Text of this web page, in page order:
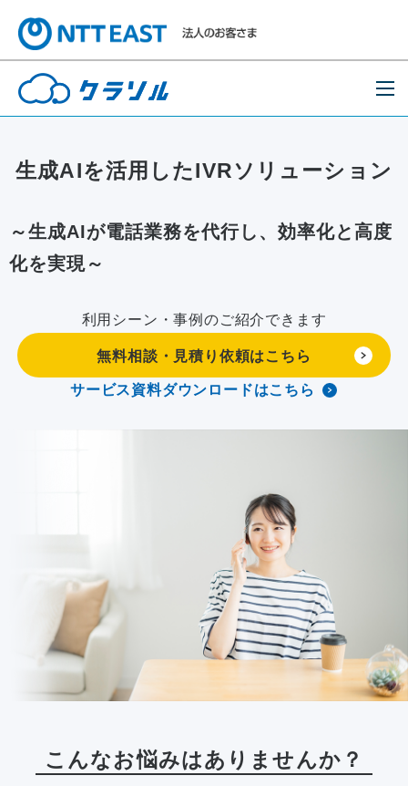
生成AIを活用したIVRソリューション
～生成AIが電話業務を代行し、効率化と高度
化を実現～
利用シーン・事例のご紹介できます
無料相談・見積り依頼はこちら
サービス資料ダウンロードはこちら
こんなお悩みはありませんか？